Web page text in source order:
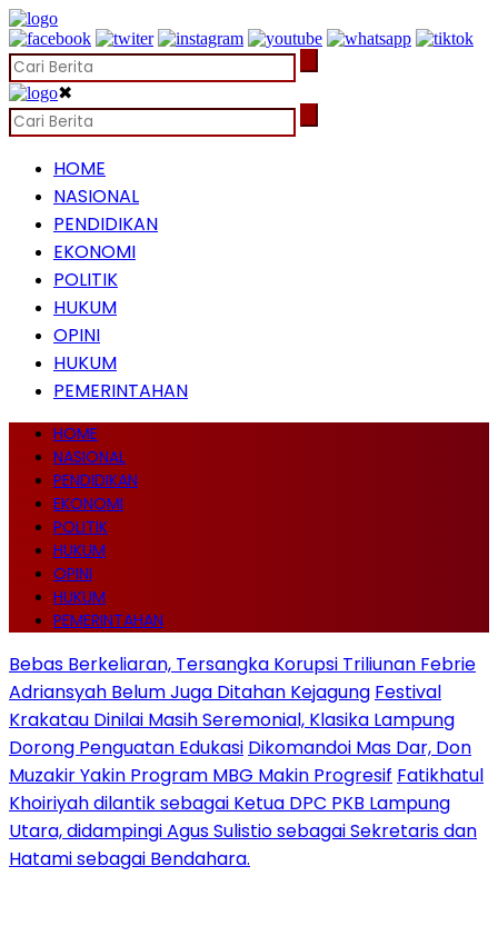
✖
HOME
NASIONAL
PENDIDIKAN
EKONOMI
POLITIK
HUKUM
OPINI
HUKUM
PEMERINTAHAN
HOME
NASIONAL
PENDIDIKAN
EKONOMI
POLITIK
HUKUM
OPINI
HUKUM
PEMERINTAHAN
Bebas Berkeliaran, Tersangka Korupsi Triliunan Febrie
Adriansyah Belum Juga Ditahan Kejagung Festival
Krakatau Dinilai Masih Seremonial, Klasika Lampung
Dorong Penguatan Edukasi Dikomandoi Mas Dar, Don
Muzakir Yakin Program MBG Makin Progresif Fatikhatul
Khoiriyah dilantik sebagai Ketua DPC PKB Lampung
Utara, didampingi Agus Sulistio sebagai Sekretaris dan
Hatami sebagai Bendahara.